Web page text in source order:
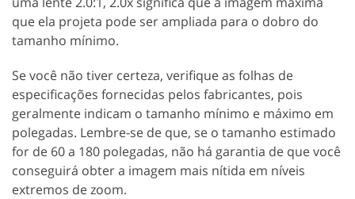
que ela projeta pode ser ampliada para o dobro do
tamanho mínimo.
Se você não tiver certeza, verifique as folhas de
especificações fornecidas pelos fabricantes, pois
geralmente indicam o tamanho mínimo e máximo em
polegadas. Lembre-se de que, se o tamanho estimado
for de 60 a 180 polegadas, não há garantia de que você
conseguirá obter a imagem mais nítida em níveis
extremos de zoom.